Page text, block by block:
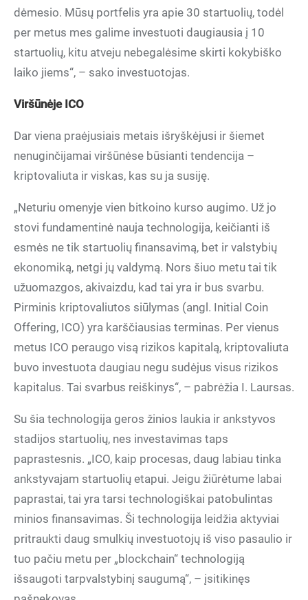
dėmesio. Mūsų portfelis yra apie 30 startuolių, todėl
per metus mes galime investuoti daugiausia į 10
startuolių, kitu atveju nebegalėsime skirti kokybiško
laiko jiems“, – sako investuotojas.
Viršūnėje ICO
Dar viena praėjusiais metais išryškėjusi ir šiemet
nenuginčijamai viršūnėse būsianti tendencija –
kriptovaliuta ir viskas, kas su ja susiję.
„Neturiu omenyje vien bitkoino kurso augimo. Už jo
stovi fundamentinė nauja technologija, keičianti iš
esmės ne tik startuolių finansavimą, bet ir valstybių
ekonomiką, netgi jų valdymą. Nors šiuo metu tai tik
užuomazgos, akivaizdu, kad tai yra ir bus svarbu.
Pirminis kriptovaliutos siūlymas (angl. Initial Coin
Offering, ICO) yra karščiausias terminas. Per vienus
metus ICO peraugo visą rizikos kapitalą, kriptovaliuta
buvo investuota daugiau negu sudėjus visus rizikos
kapitalus. Tai svarbus reiškinys“, – pabrėžia I. Laursas.
Su šia technologija geros žinios laukia ir ankstyvos
stadijos startuolių, nes investavimas taps
paprastesnis. „ICO, kaip procesas, daug labiau tinka
ankstyvajam startuolių etapui. Jeigu žiūrėtume labai
paprastai, tai yra tarsi technologiškai patobulintas
minios finansavimas. Ši technologija leidžia aktyviai
pritraukti daug smulkių investuotojų iš viso pasaulio ir
tuo pačiu metu per „blockchain“ technologiją
išsaugoti tarpvalstybinį saugumą“, – įsitikinęs